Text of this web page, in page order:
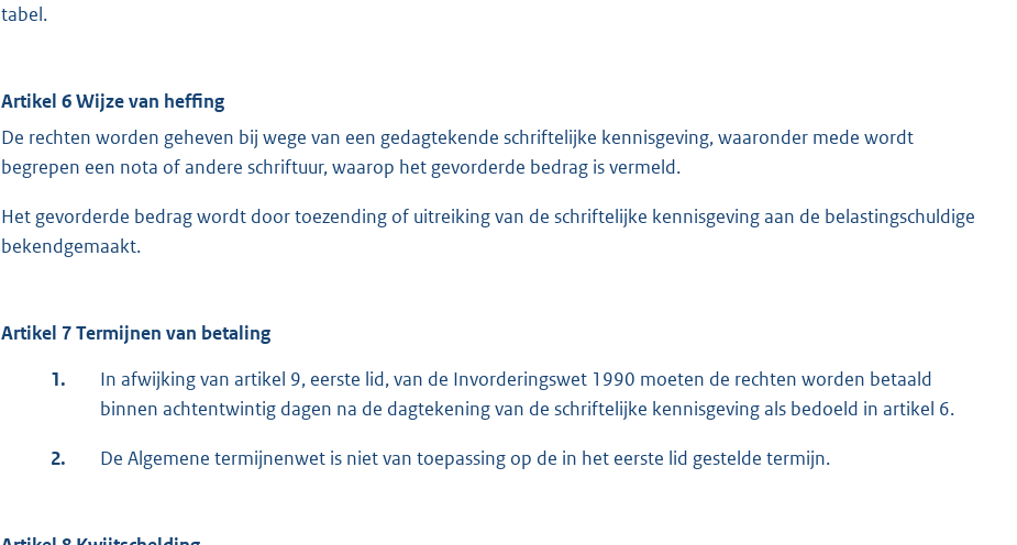
tabel.
Artikel 6 Wijze van heffing
De rechten worden geheven bij wege van een gedagtekende schriftelijke kennisgeving, waaronder mede wordt
begrepen een nota of andere schriftuur, waarop het gevorderde bedrag is vermeld.
Het gevorderde bedrag wordt door toezending of uitreiking van de schriftelijke kennisgeving aan de belastingschuldige
bekendgemaakt.
Artikel 7 Termijnen van betaling
1.
In afwijking van artikel 9, eerste lid, van de Invorderingswet 1990 moeten de rechten worden betaald
binnen achtentwintig dagen na de dagtekening van de schriftelijke kennisgeving als bedoeld in artikel 6.
2. De Algemene termijnenwet is niet van toepassing op de in het eerste lid gestelde termijn.